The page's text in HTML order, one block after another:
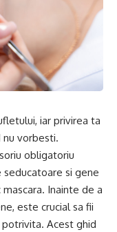
iar privirea ta
nu vorbesti.
obligatoriu
si gene
Inainte de a
este crucial sa fii
Acest ghid